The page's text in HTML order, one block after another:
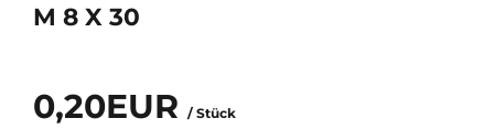
M 8 X 30
0,20EUR / Stück